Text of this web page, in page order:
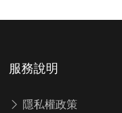
服務說明
隱私權政策